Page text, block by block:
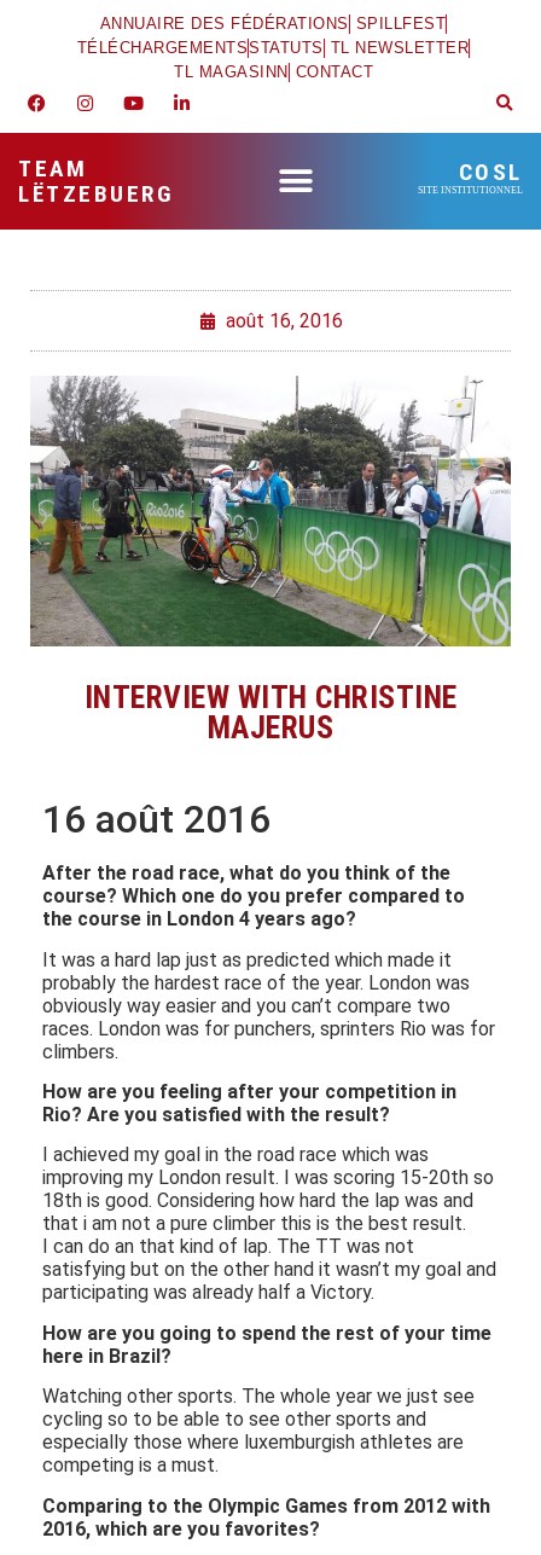
ANNUAIRE DES FÉDÉRATIONS SPILLFEST
TÉLÉCHARGEMENTSSTATUTS TL NEWSLETTER
TL MAGASINN CONTACT
TEAM
LËTZEBUERG
COSL
SITE INSTITUTIONNEL
août 16, 2016
INTERVIEW WITH CHRISTINE
MAJERUS
16 août 2016
After the road race, what do you think of the
course? Which one do you prefer compared to
the course in London 4 years ago?
It was a hard lap just as predicted which made it
probably the hardest race of the year. London was
obviously way easier and you can’t compare two
races. London was for punchers, sprinters Rio was for
climbers.
How are you feeling after your competition in
Rio? Are you satisfied with the result?
I achieved my goal in the road race which was
improving my London result. I was scoring 15-20th so
18th is good. Considering how hard the lap was and
that i am not a pure climber this is the best result.
I can do an that kind of lap. The TT was not
satisfying but on the other hand it wasn’t my goal and
participating was already half a Victory.
How are you going to spend the rest of your time
here in Brazil?
Watching other sports. The whole year we just see
cycling so to be able to see other sports and
especially those where luxemburgish athletes are
competing is a must.
Comparing to the Olympic Games from 2012 with
2016, which are you favorites?